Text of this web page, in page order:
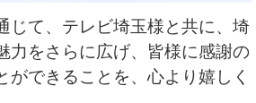
じて、テレビ埼玉様と共に、埼
力をさらに広げ、皆様に感謝の
ができることを、心より嬉しく